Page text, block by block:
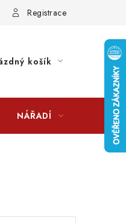
Doplňkové služby
Registrace
košík
NÁŘADÍ